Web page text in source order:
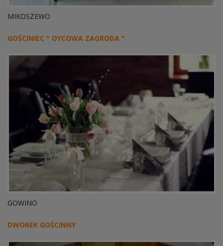
MIKOSZEWO
GOŚCINIEC " OYCOWA ZAGRODA "
GOWINO
DWOREK GOŚCINNY